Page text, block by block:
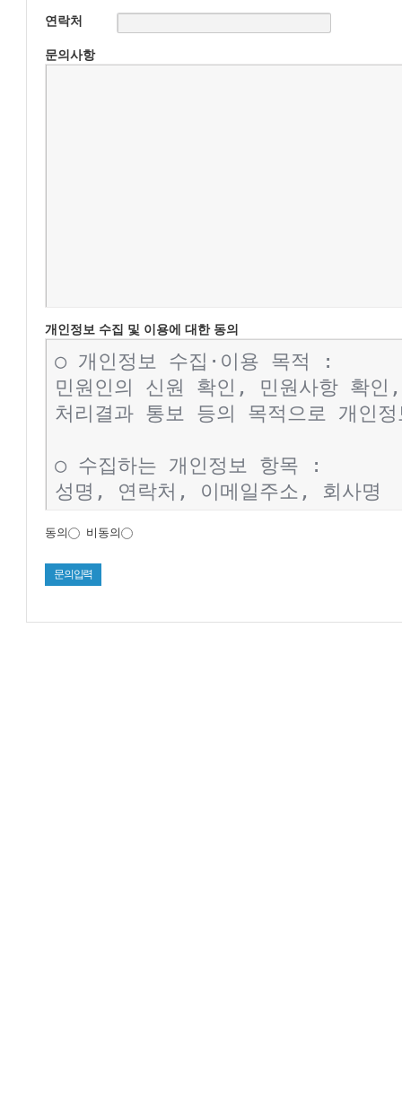
연락처
문의사항
개인정보 수집 및 이용에 대한 동의
동의 비동의